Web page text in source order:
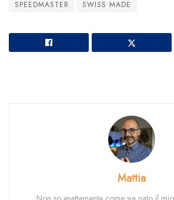
SPEEDMASTER
SWISS MADE
Mattia